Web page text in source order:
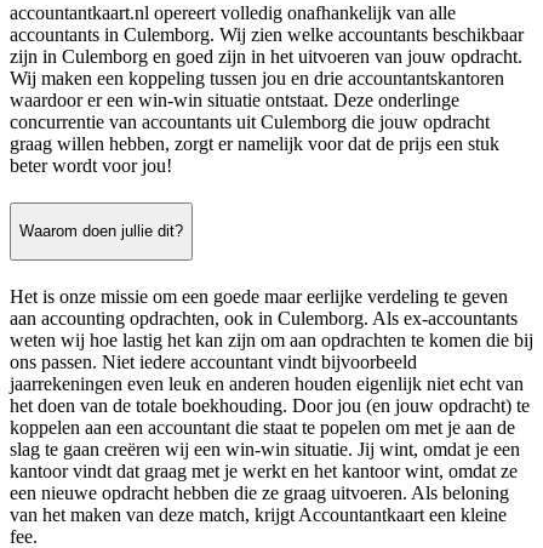
accountantkaart.nl opereert volledig onafhankelijk van alle
accountants in Culemborg. Wij zien welke accountants beschikbaar
zijn in Culemborg en goed zijn in het uitvoeren van jouw opdracht.
Wij maken een koppeling tussen jou en drie accountantskantoren
waardoor er een win-win situatie ontstaat. Deze onderlinge
concurrentie van accountants uit Culemborg die jouw opdracht
graag willen hebben, zorgt er namelijk voor dat de prijs een stuk
beter wordt voor jou!
Waarom doen jullie dit?
Het is onze missie om een goede maar eerlijke verdeling te geven
aan accounting opdrachten, ook in Culemborg. Als ex-accountants
weten wij hoe lastig het kan zijn om aan opdrachten te komen die bij
ons passen. Niet iedere accountant vindt bijvoorbeeld
jaarrekeningen even leuk en anderen houden eigenlijk niet echt van
het doen van de totale boekhouding. Door jou (en jouw opdracht) te
koppelen aan een accountant die staat te popelen om met je aan de
slag te gaan creëren wij een win-win situatie. Jij wint, omdat je een
kantoor vindt dat graag met je werkt en het kantoor wint, omdat ze
een nieuwe opdracht hebben die ze graag uitvoeren. Als beloning
van het maken van deze match, krijgt Accountantkaart een kleine
fee.